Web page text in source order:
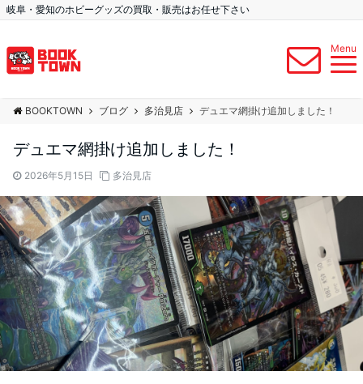
岐阜・愛知のホビーグッズの買取・販売はお任せ下さい
Menu
BOOKTOWN ブログ 多治見店 デュエマ網掛け追加しました！
デュエマ網掛け追加しました！
2026年5月15日 多治見店